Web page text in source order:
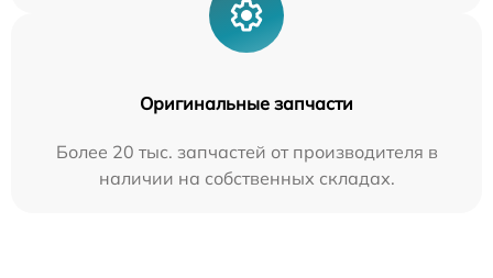
Оригинальные запчасти
Более 20 тыс. запчастей от производителя в
наличии на собственных складах.